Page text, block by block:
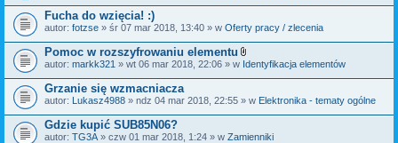
Fucha do wzięcia! :)
autor: fotzse » śr 07 mar 2018, 13:40 » w Oferty pracy / zlecenia
Pomoc w rozszyfrowaniu elementu
Z
ł
c
z
i
autor: markk321 » wt 06 mar 2018, 22:06 » w Identyfikacja elementów
Grzanie się wzmacniacza
autor: Lukasz4988 » ndz 04 mar 2018, 22:55 » w Elektronika - tematy ogólne
Gdzie kupić SUB85N06?
autor: TG3A » czw 01 mar 2018, 1:24 » w Zamienniki